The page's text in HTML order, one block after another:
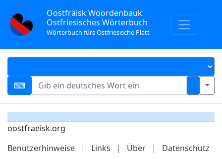
Oostfräisk Woordenbauk
Ostfriesisches Wörterbuch
Wörterbuch fürs Ostfriesische Platt
oostfraeisk.org
Benutzerhinweise
| Links | Über | Datenschutz